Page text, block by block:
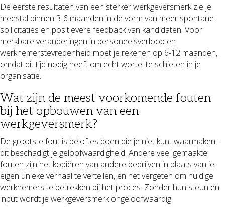
De eerste resultaten van een sterker werkgeversmerk zie je
meestal binnen 3-6 maanden in de vorm van meer spontane
sollicitaties en positievere feedback van kandidaten. Voor
merkbare veranderingen in personeelsverloop en
werknemerstevredenheid moet je rekenen op 6-12 maanden,
omdat dit tijd nodig heeft om echt wortel te schieten in je
organisatie.
Wat zijn de meest voorkomende fouten
bij het opbouwen van een
werkgeversmerk?
De grootste fout is beloftes doen die je niet kunt waarmaken -
dit beschadigt je geloofwaardigheid. Andere veel gemaakte
fouten zijn het kopiëren van andere bedrijven in plaats van je
eigen unieke verhaal te vertellen, en het vergeten om huidige
werknemers te betrekken bij het proces. Zonder hun steun en
input wordt je werkgeversmerk ongeloofwaardig.